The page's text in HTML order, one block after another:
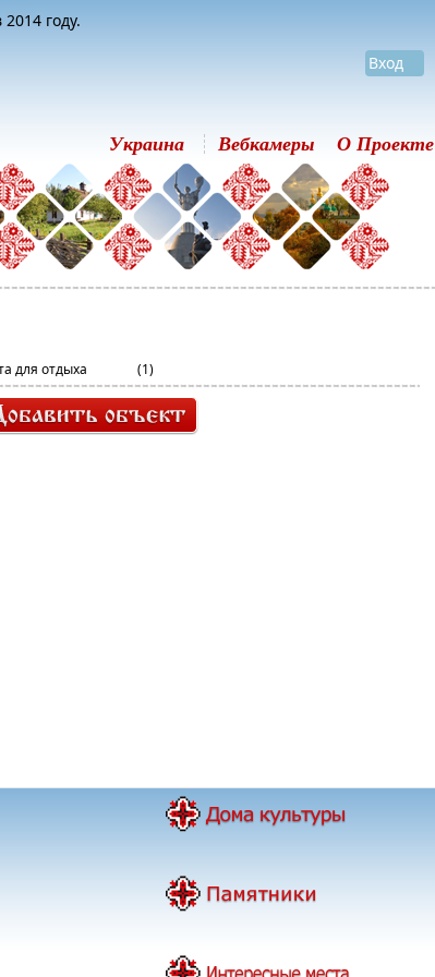
году.
Вход
Украина Вебкамеры О Проекте
для отдыха (1)